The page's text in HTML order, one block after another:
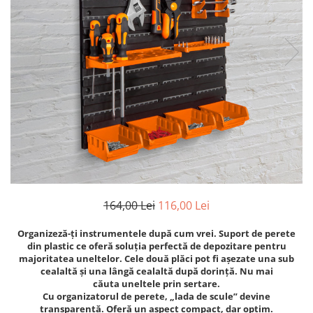
Dispozitive de sablat & accesorii
Dispozitive spalat piese
Dulapuri Bancuri Carucioare
Bancuri de lucru
Carucioare pentru marfa
Cutii pentru scule
Dulapuri echipate
Dulapuri pentru scule
Module scule
Autogen
Invertoare Sudura
Magneti fixare sudura
Mig-Mag
Sudura In Puncte
Tubulare de impact 3/4
Tubulare 1/2
Tubulare 1/2 bihexagonale
Tubulare 1/2 hexagonale
Tubulare 1/4
Tubulare 3/4
Tubulare 3/8
164,00 Lei 116,00 Lei
Organizeză-ți instrumentele după cum vrei. Suport de perete
din plastic ce oferă soluția perfectă de depozitare pentru
majoritatea uneltelor. Cele două plăci pot fi așezate una sub
cealaltă și una lângă cealaltă după dorință. Nu mai
căuta uneltele prin sertare.
Cu organizatorul de perete, „lada de scule” devine
transparentă. Oferă un aspect compact, dar optim.